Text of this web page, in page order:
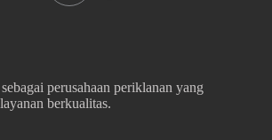
perusahaan periklanan yang
berkualitas.